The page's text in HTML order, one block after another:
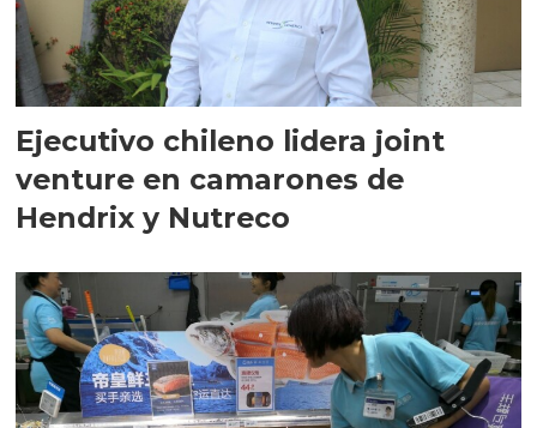
Ejecutivo chileno lidera joint
venture en camarones de
Hendrix y Nutreco